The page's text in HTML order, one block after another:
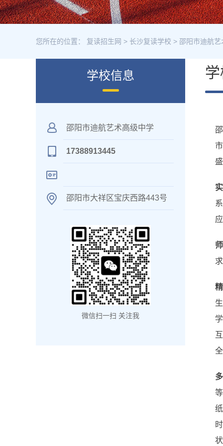
您所在的位置： 复读招生网 > 长沙复读学校 > 邵阳市迪航艺
学校信息
邵阳市迪航艺术高级中学
17388913445
邵阳市大祥区宝庆西路443号
微信扫一扫 关注我